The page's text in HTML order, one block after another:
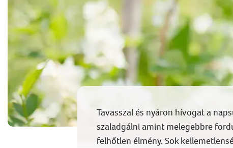
Tavasszal és nyáron hívogat a
szaladgálni amint melegebbre
felhőtlen élmény. Sok